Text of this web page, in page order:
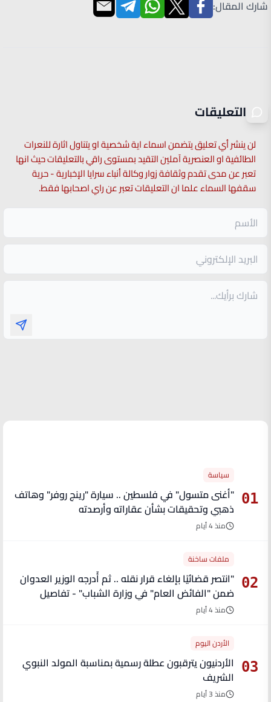
شارك المقال:
التعليقات
لن ينشر أي تعليق يتضمن اسماء اية شخصية او يتناول اثارة للنعرات
الطائفية او العنصرية آملين التقيد بمستوى راقي بالتعليقات حيث انها
تعبر عن مدى تقدم وثقافة زوار وكالة أنباء سرايا الإخبارية - حرية
سقفها السماء علما ان التعليقات تعبر عن راي اصحابها فقط.
01
سياسة
"أغنى متسول" في فلسطين .. سيارة "رينج روفر" وهاتف
ذهبي وتحقيقات بشأن عقاراته وأرصدته
منذ 4 أيام
02
ملفات ساخنة
"انتصر قضائيًا بإلغاء قرار نقله .. ثم أُدرجه الوزير العدوان
ضمن "الفائض العام" في وزارة الشباب" - تفاصيل
منذ 4 أيام
03
الأردن اليوم
الأردنيون يترقبون عطلة رسمية بمناسبة المولد النبوي
الشريف
منذ 3 أيام